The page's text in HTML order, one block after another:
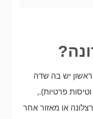
יש בה שדה
פרטיות).,
או מאזור אחר